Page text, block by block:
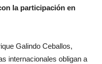
la participación en
Galindo Ceballos,
internacionales obligan a